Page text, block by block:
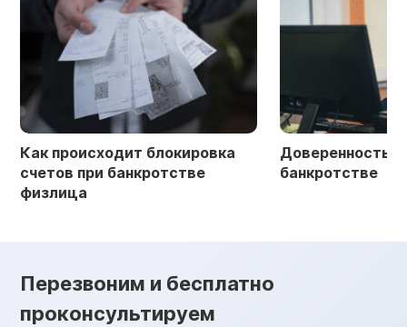
Как происходит блокировка
счетов при банкротстве
физлица
Доверенность
банкротстве
Перезвоним и бесплатно
проконсультируем